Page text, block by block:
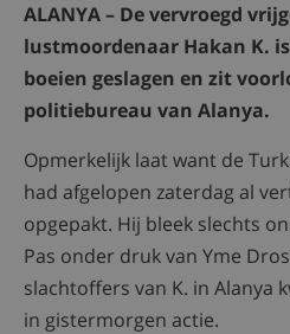
ALANYA – De vervroegd
lustmoordenaar Hakan K.
boeien geslagen en zit
politiebureau van Alanya.
Opmerkelijk laat want de
had afgelopen zaterdag al
opgepakt. Hij bleek slechts
Pas onder druk van Yme
slachtoffers van K. in Alanya
in gistermorgen actie.